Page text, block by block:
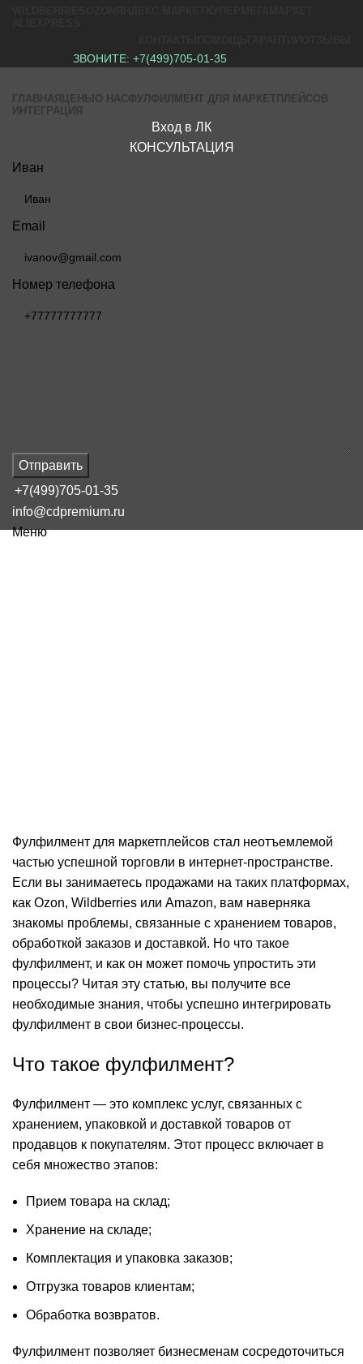
ЗВОНИТЕ:+7(499)705-01-35
ГЛАВНАЯ ЦЕНЫ О НАСФУЛФИЛМЕНТ ДЛЯ МАРКЕТПЛЕЙСОВ
ИНТЕГРАЦИЯ
Вход в ЛК
КОНСУЛЬТАЦИЯ
Иван
Email
Номер телефона
Отправить
+7(499)705-01-35
info@cdpremium.ru
Меню
Фулфилмент для маркетплейсов стал неотъемлемой
частью успешной торговли в интернет-пространстве.
Если вы занимаетесь продажами на таких платформах,
как Ozon, Wildberries или Amazon, вам наверняка
знакомы проблемы, связанные с хранением товаров,
обработкой заказов и доставкой. Но что такое
фулфилмент, и как он может помочь упростить эти
процессы? Читая эту статью, вы получите все
необходимые знания, чтобы успешно интегрировать
фулфилмент в свои бизнес-процессы.
Что такое фулфилмент?
Фулфилмент — это комплекс услуг, связанных с
хранением, упаковкой и доставкой товаров от
продавцов к покупателям. Этот процесс включает в
себя множество этапов:
Прием товара на склад;
Хранение на складе;
Комплектация и упаковка заказов;
Отгрузка товаров клиентам;
Обработка возвратов.
Фулфилмент позволяет бизнесменам сосредоточиться